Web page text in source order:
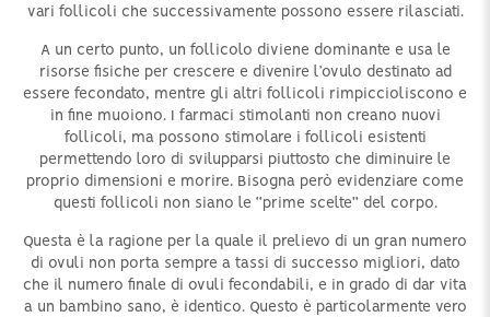
vari follicoli che successivamente possono essere rilasciati.
A un certo punto, un follicolo diviene dominante e usa le
risorse fisiche per crescere e divenire l’ovulo destinato ad
essere fecondato, mentre gli altri follicoli rimpiccioliscono e
in fine muoiono. I farmaci stimolanti non creano nuovi
follicoli, ma possono stimolare i follicoli esistenti
permettendo loro di svilupparsi piuttosto che diminuire le
proprio dimensioni e morire. Bisogna però evidenziare come
questi follicoli non siano le “prime scelte” del corpo.
Questa è la ragione per la quale il prelievo di un gran numero
di ovuli non porta sempre a tassi di successo migliori, dato
che il numero finale di ovuli fecondabili, e in grado di dar vita
a un bambino sano, è identico. Questo è particolarmente vero